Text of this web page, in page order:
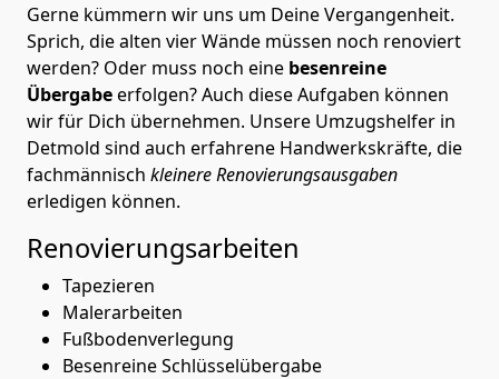
Gerne kümmern wir uns um Deine Vergangenheit.
Sprich, die alten vier Wände müssen noch renoviert
werden? Oder muss noch eine besenreine
Übergabeerfolgen? Auch diese Aufgaben können
wir für Dich übernehmen. Unsere Umzugshelfer in
Detmold sind auch erfahrene Handwerkskräfte, die
fachmännisch kleinere Renovierungsausgaben
erledigen können.
Renovierungsarbeiten
Tapezieren
Malerarbeiten
Fußbodenverlegung
Besenreine Schlüsselübergabe